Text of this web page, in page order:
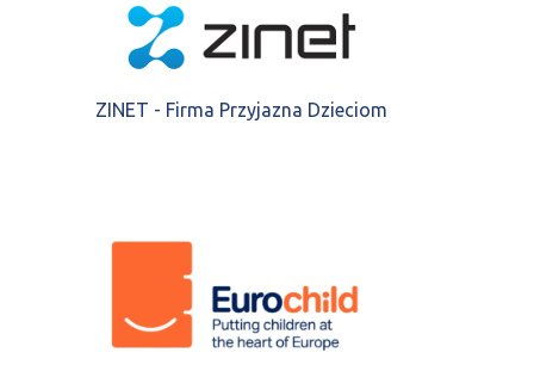
ZINET - Firma Przyjazna Dzieciom